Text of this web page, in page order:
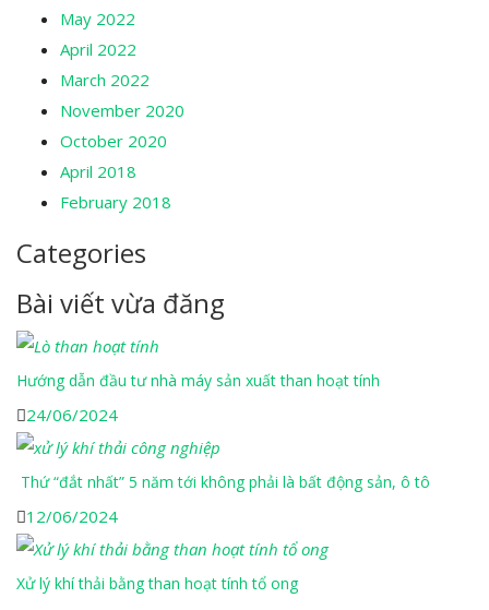
May 2022
April 2022
March 2022
November 2020
October 2020
April 2018
February 2018
Categories
Bài viết vừa đăng
Hướng dẫn đầu tư nhà máy sản xuất than hoạt tính
24/06/2024
Thứ “đắt nhất” 5 năm tới không phải là bất động sản, ô tô
12/06/2024
Xử lý khí thải bằng than hoạt tính tổ ong